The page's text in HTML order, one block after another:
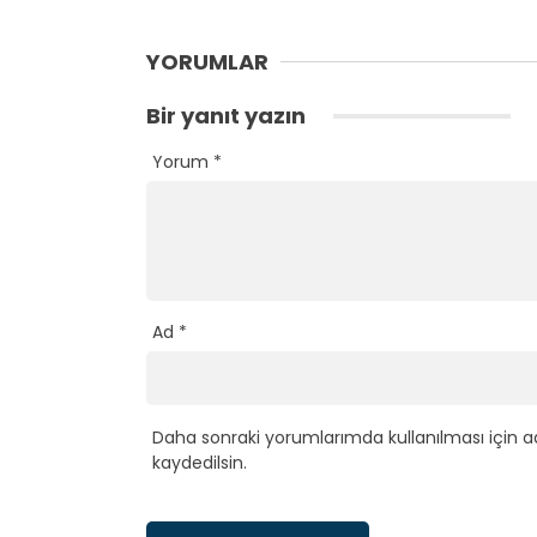
YORUMLAR
Bir yanıt yazın
Yorum *
Ad *
Daha sonraki yorumlarımda kullanılması
kaydedilsin.